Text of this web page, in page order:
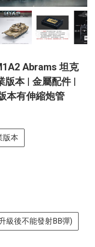
Abrams 坦克
版本 | 金屬配件 |
本有伸縮炮管
版本
級後不能發射BB彈)